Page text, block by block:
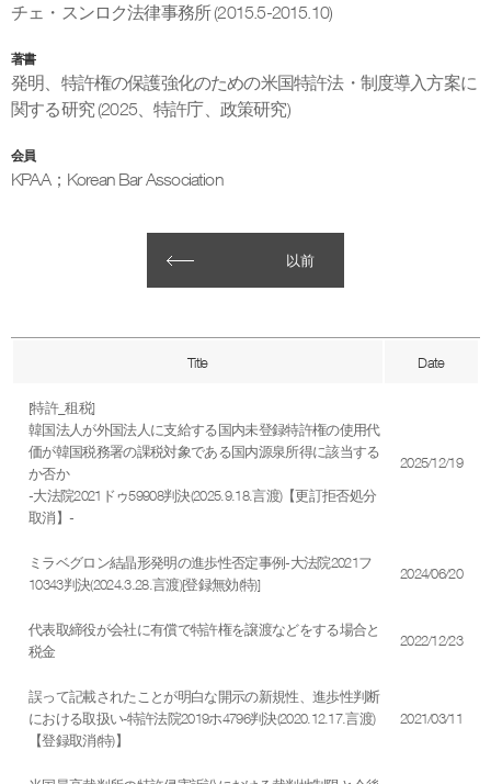
チェ・スンロク法律事務所 (2015.5-2015.10)
著書
発明、特許権の保護強化のための米国特許法・制度導入方案に
関する研究 (2025、特許庁、政策研究)
会員
KPAA；Korean Bar Association
以前
Title Date
[特許_租税]
韓国法人が外国法人に支給する国内未登録特許権の使用代
価が韓国税務署の課税対象である国内源泉所得に該当する
か否か
-大法院2021ドゥ59908判決(2025.9.18.言渡)【更訂拒否処分
取消】-
2025/12/19
ミラベグロン結晶形発明の進歩性否定事例-大法院2021フ
10343判決(2024.3.28.言渡)[登録無効(特)]
2024/06/20
代表取締役が会社に有償で特許権を譲渡などをする場合と
税金
2022/12/23
誤って記載されたことが明白な開示の新規性、進歩性判断
における取扱い‐特許法院2019ホ4796判決(2020.12.17.言渡)
【登録取消(特)】
2021/03/11